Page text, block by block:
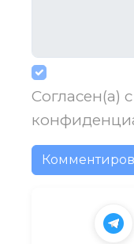
Согласен(а) с